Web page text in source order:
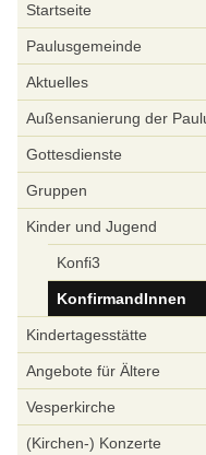
überspringen
Startseite
Paulusgemeinde
Aktuelles
Außensanierung der
Gottesdienste
Gruppen
Kinder und Jugend
Konfi3
KonfirmandInnen
Kindertagesstätte
Angebote für Ältere
Vesperkirche
(Kirchen-) Konzerte